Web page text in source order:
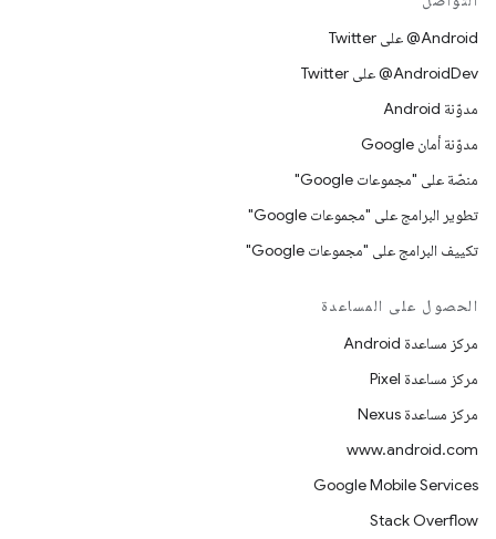
‎@Android على Twitter
‎@AndroidDev على Twitter
مدوّنة Android
مدوّنة أمان Google
منصّة على "مجموعات Google"
تطوير البرامج على "مجموعات Google"
تكييف البرامج على "مجموعات Google"
الحصول على المساعدة
مركز مساعدة Android
مركز مساعدة Pixel
مركز مساعدة Nexus
www.android.com
Google Mobile Services
Stack Overflow